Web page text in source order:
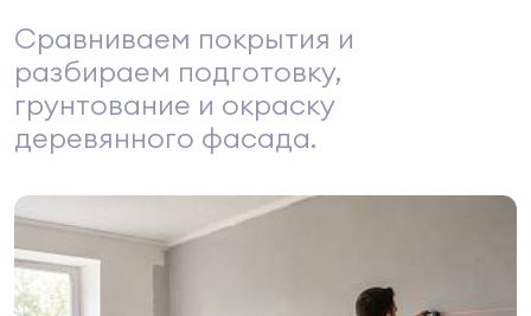
Сравниваем покрытия и
разбираем подготовку,
грунтование и окраску
деревянного фасада.